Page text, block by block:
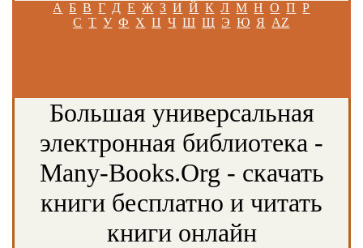
А Б В Г Д Е Ж З И Й К Л М Н О П Р
С Т У Ф Х Ц Ч Ш Щ Э Ю Я AZ
Большая универсальная
электронная библиотека -
Many-Books.Org - скачать
книги бесплатно и читать
книги онлайн